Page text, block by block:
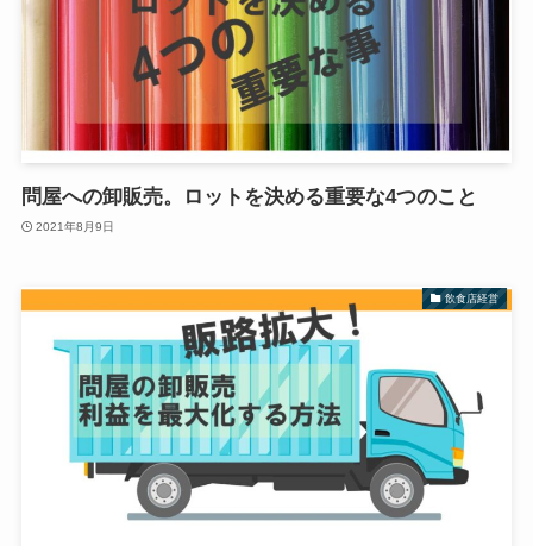
問屋への卸販売。ロットを決める重要な4つのこと
2021年8月9日
飲食店経営